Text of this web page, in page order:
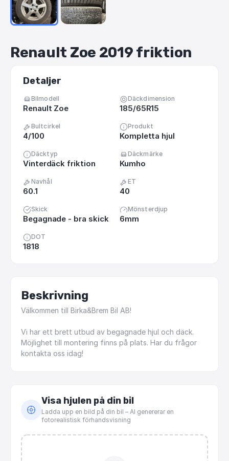
Renault Zoe 2019 friktion
Detaljer
Bilmodell
Renault Zoe
Däckdimension
185/65R15
Bultcirkel
4/100
Produkt
Kompletta hjul
Däcktyp
Vinterdäck friktion
Däckmärke
Kumho
Navhål
60.1
ET
40
Skick
Begagnade - bra skick
Mönsterdjup
6mm
DOT
1818
Beskrivning
Välkommen till Birka&Brem Bil AB!
Vi har ett brett utbud av begagnade hjul och däck.
Möjlighet till montering finns på plats. Har du frågor
kontakta oss idag!
Visa hjulen på din bil
Ladda upp en bild på din bil – AI genererar en
fotorealistisk förhandsvisning